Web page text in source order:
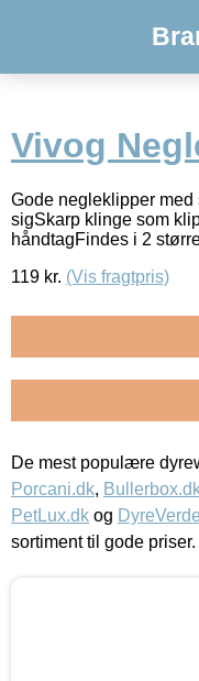
Vivog
Gode negleklipper
sigSkarp klinge som
håndtagFindes i 2
119 kr. (Vis fragtpris)
De mest populære
Porcani.dk,
PetLux.dk og
sortiment til gode priser.